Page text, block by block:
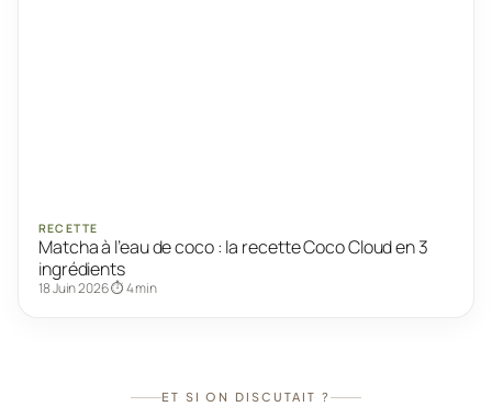
RECETTE
Matcha à l’eau de coco : la recette Coco Cloud en 3
ingrédients
18 Juin 2026⏱ 4 min
ET SI ON DISCUTAIT ?